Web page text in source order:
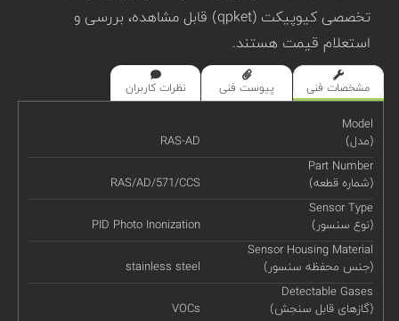
تخصصی کیوپیکت (qpket) قابل مشاهده، بررسی و
استعلام قیمت هستند.
مشخصات فنی پیوست فنی نظرات کاربران
Model
(مدل)
RAS-AD
Part Number
(شماره قطعه)
RAS/AD/571/CCS
Sensor Type
(نوع سنسور)
PID Photo Inonization
Sensor Housing Material
(جنس محفظه سنسور)
stainless steel
Detectable Gases
(گازهای قابل سنجش)
VOCs